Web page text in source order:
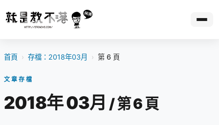
首頁 › 存檔：2018年03月 › 第 6 頁
文章存檔
2018年 03月 / 第 6 頁